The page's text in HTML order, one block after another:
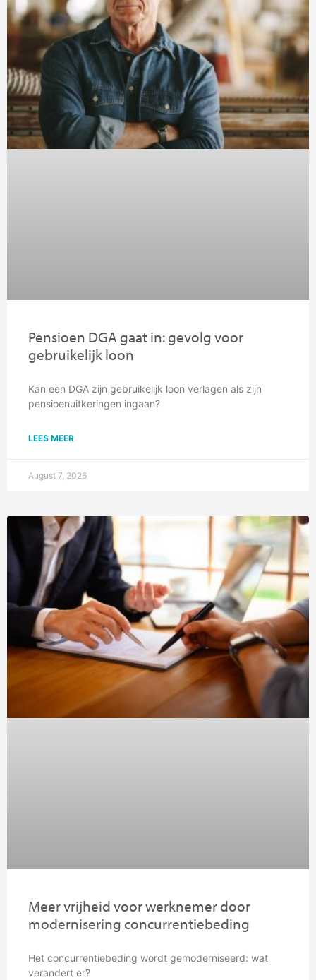
Pensioen DGA gaat in: gevolg voor
gebruikelijk loon
Kan een DGA zijn gebruikelijk loon verlagen als zijn
pensioenuitkeringen ingaan?
LEES MEER
August 7, 2026
Meer vrijheid voor werknemer door
modernisering concurrentiebeding
Het concurrentiebeding wordt gemoderniseerd: wat
verandert er?